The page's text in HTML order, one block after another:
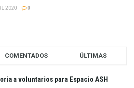
2020 0
COMENTADOS ÚLTIMAS
a voluntarios para Espacio ASH